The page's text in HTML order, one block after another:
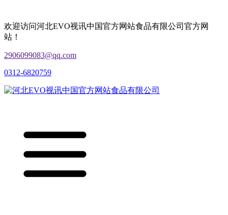
欢迎访问河北EVO视讯中国官方网站食品有限公司官方网
站！
2906099083@qq.com
0312-6820759